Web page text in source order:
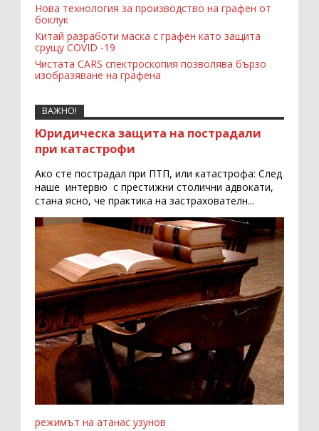
Нова технология за производство на графен от
боклук
Китай разработи маска с графен като защита
срущу COVID -19
Чистата CARS спектроскопия позволява бързо
изобразяване на графена
ВАЖНО!
Юридическа защита на пострадали
при катастрофи
Ако сте пострадал при ПТП, или катастрофа: След
наше интервю с престижни столични адвокати,
стана ясно, че практика на застрахователн...
режимът на атанас узунов